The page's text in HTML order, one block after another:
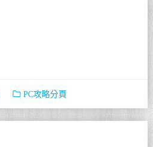
PC攻略分頁